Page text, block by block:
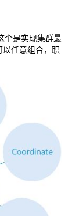
个是实现集群最
任意组合，职